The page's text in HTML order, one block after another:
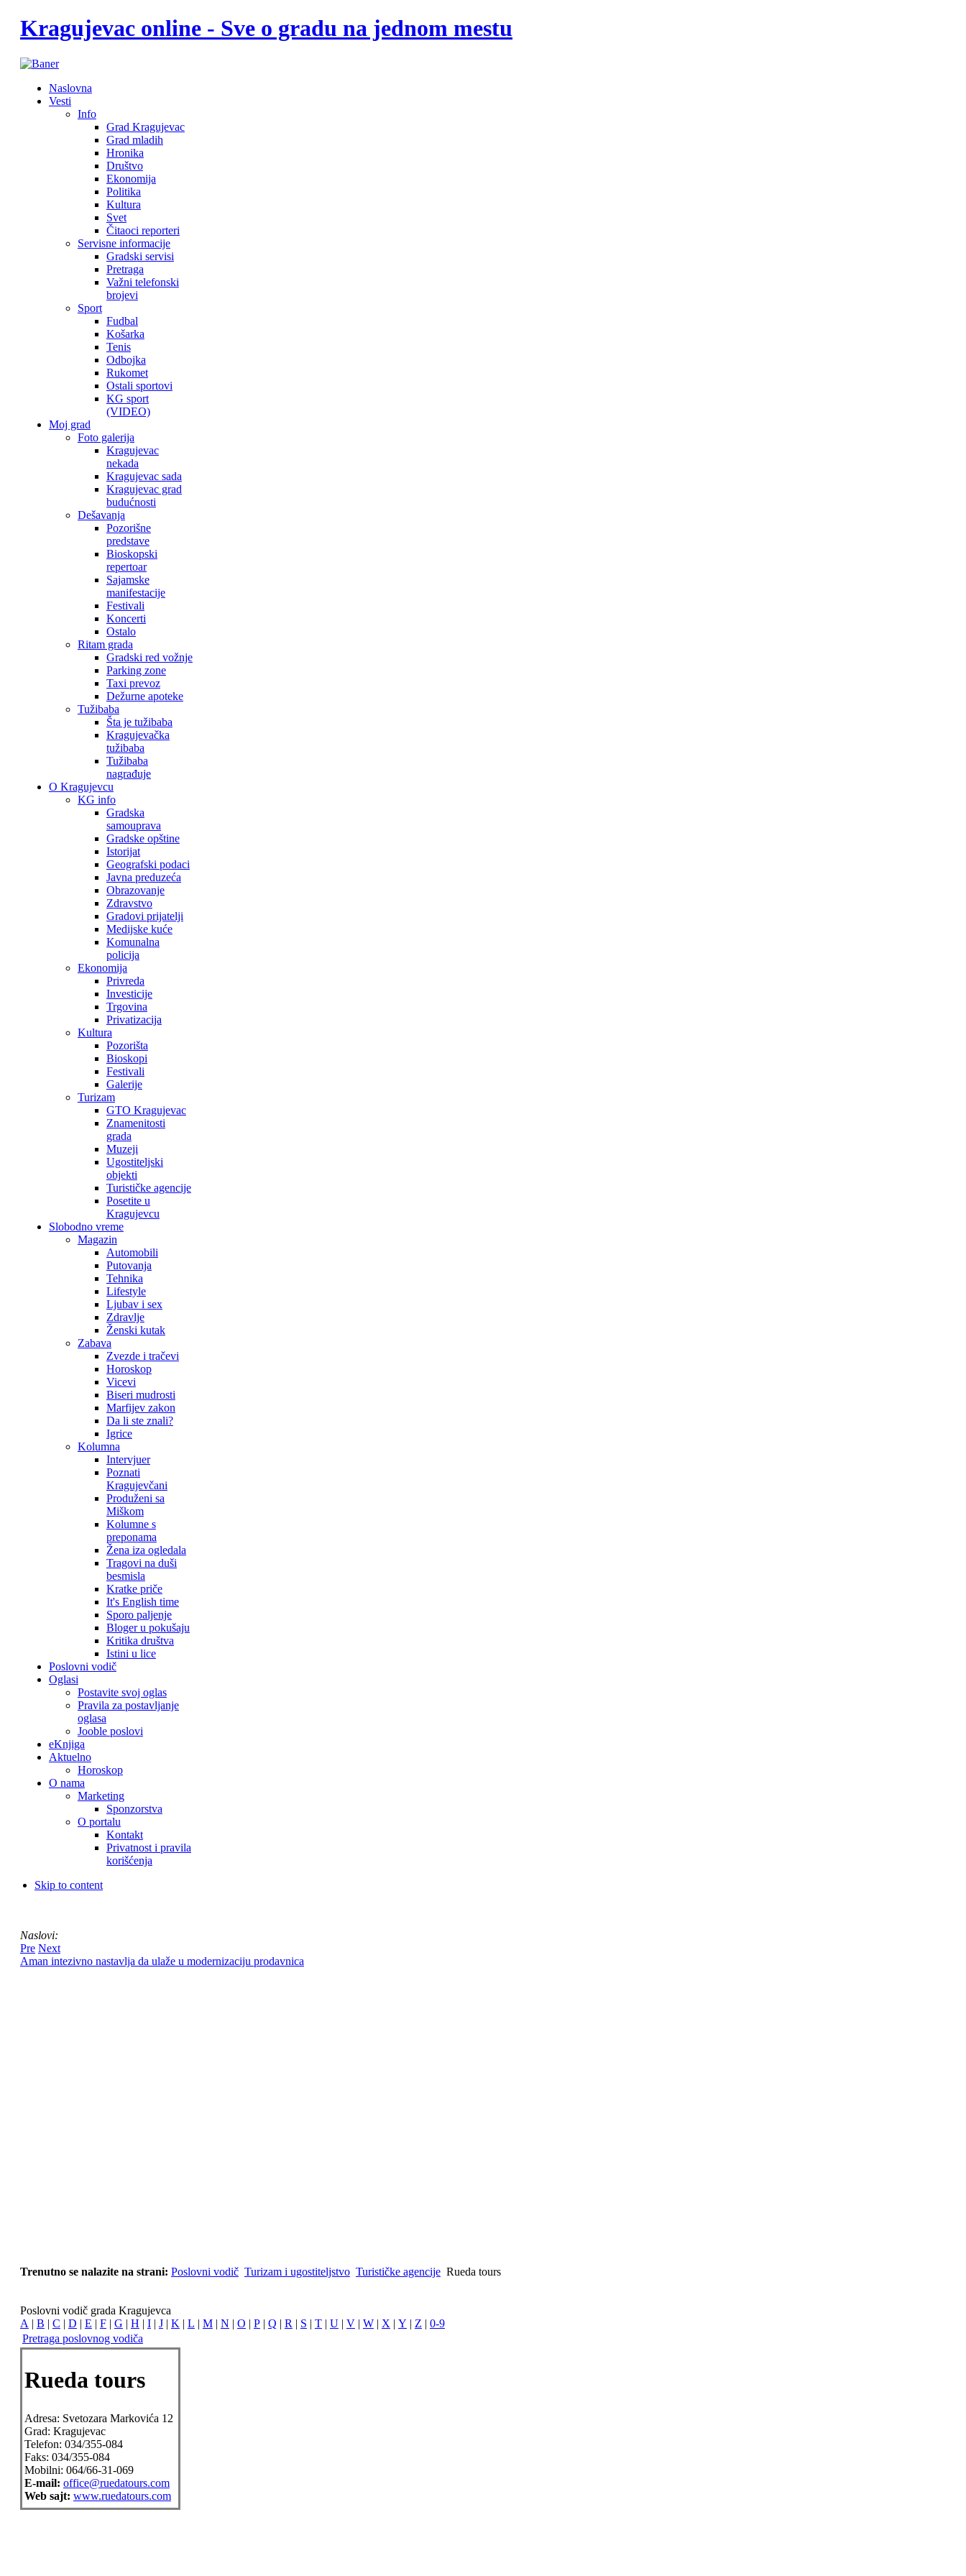
Kragujevac online - Sve o gradu na jednom mestu
Naslovna
Vesti
Info
Grad Kragujevac
Grad mladih
Hronika
Društvo
Ekonomija
Politika
Kultura
Svet
Čitaoci reporteri
Servisne informacije
Gradski servisi
Pretraga
Važni telefonski
brojevi
Sport
Fudbal
Košarka
Tenis
Odbojka
Rukomet
Ostali sportovi
KG sport
(VIDEO)
Moj grad
Foto galerija
Kragujevac
nekada
Kragujevac sada
Kragujevac grad
budućnosti
Dešavanja
Pozorišne
predstave
Bioskopski
repertoar
Sajamske
manifestacije
Festivali
Koncerti
Ostalo
Ritam grada
Gradski red vožnje
Parking zone
Taxi prevoz
Dežurne apoteke
Tužibaba
Šta je tužibaba
Kragujevačka
tužibaba
Tužibaba
nagrađuje
O Kragujevcu
KG info
Gradska
samouprava
Gradske opštine
Istorijat
Geografski podaci
Javna preduzeća
Obrazovanje
Zdravstvo
Gradovi prijatelji
Medijske kuće
Komunalna
policija
Ekonomija
Privreda
Investicije
Trgovina
Privatizacija
Kultura
Pozorišta
Bioskopi
Festivali
Galerije
Turizam
GTO Kragujevac
Znamenitosti
grada
Muzeji
Ugostiteljski
objekti
Turističke agencije
Posetite u
Kragujevcu
Slobodno vreme
Magazin
Automobili
Putovanja
Tehnika
Lifestyle
Ljubav i sex
Zdravlje
Ženski kutak
Zabava
Zvezde i tračevi
Horoskop
Vicevi
Biseri mudrosti
Marfijev zakon
Da li ste znali?
Igrice
Kolumna
Intervjuer
Poznati
Kragujevčani
Produženi sa
Miškom
Kolumne s
preponama
Žena iza ogledala
Tragovi na duši
besmisla
Kratke priče
It's English time
Sporo paljenje
Bloger u pokušaju
Kritika društva
Istini u lice
Poslovni vodič
Oglasi
Postavite svoj oglas
Pravila za postavljanje
oglasa
Jooble poslovi
eKnjiga
Aktuelno
Horoskop
O nama
Marketing
Sponzorstva
O portalu
Kontakt
Privatnost i pravila
korišćenja
Skip to content
Naslovi:
Pre Next
Aman intezivno nastavlja da ulaže u modernizaciju prodavnica
Trenutno se nalazite na strani: Poslovni vodič Turizam i ugostiteljstvo Turističke agencije Rueda tours
Poslovni vodič grada Kragujevca
A | B | C | D | E | F| G | H | I| J| K | L | M| N | O | P| Q | R | S | T| U| V| W| X | Y | Z | 0-9
Pretraga poslovnog vodiča
Rueda tours
Adresa: Svetozara Markovića 12
Grad: Kragujevac
Telefon: 034/355-084
Faks: 034/355-084
Mobilni: 064/66-31-069
E-mail: office@ruedatours.com
Web sajt: www.ruedatours.com